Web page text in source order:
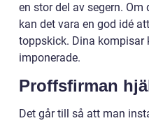
en stor del av segern.
kan det vara en god idé
toppskick. Dina kompisar
imponerade.
Proffsfirman
Det går till så att man